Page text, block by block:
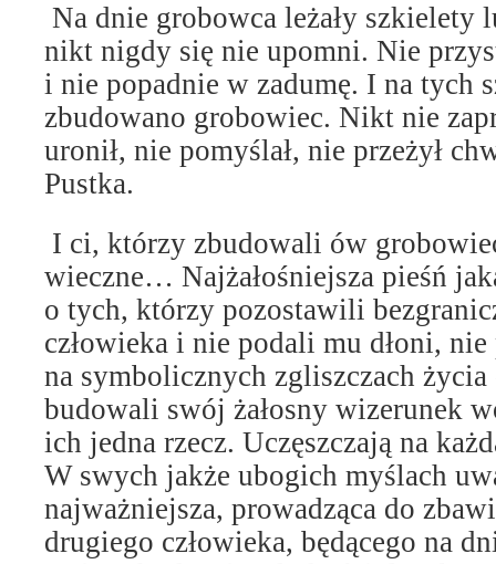
Na dnie grobowca leżały szkielety
nikt nigdy się nie upomni. Nie
i nie popadnie w zadumę. I na tych
zbudowano grobowiec. Nikt nie
uronił, nie pomyślał, nie przeżył
Pustka.
I ci, którzy zbudowali ów
wieczne… Najżałośniejsza pieśń
o tych, którzy pozostawili
człowieka i nie podali mu dłoni,
na symbolicznych zgliszczach życia
budowali swój żałosny wizerunek
ich jedna rzecz. Uczęszczają na
W swych jakże ubogich myślach
najważniejsza, prowadząca do
drugiego człowieka, będącego na